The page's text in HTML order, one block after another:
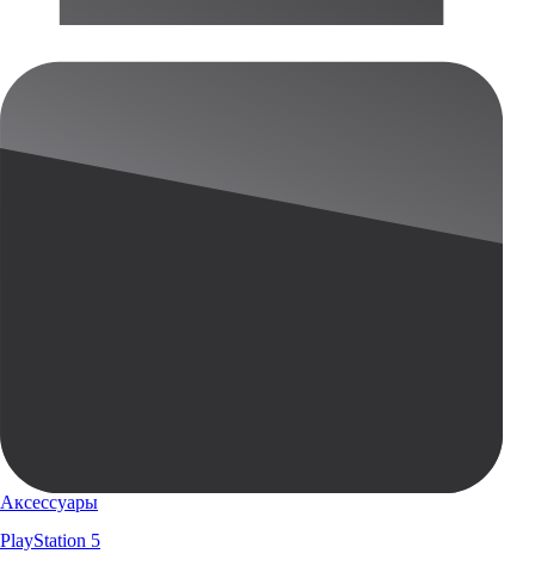
Аксессуары
PlayStation 5